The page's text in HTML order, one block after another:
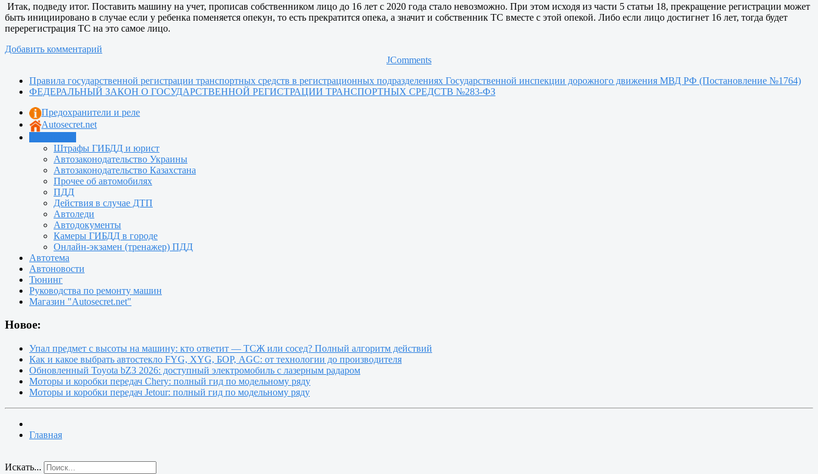
Итак, подведу итог. Поставить машину на учет, прописав собственником лицо до 16 лет с 2020 года стало невозможно. При этом исходя из части 5 статьи 18, прекращение регистрации может
быть инициировано в случае если у ребенка поменяется опекун, то есть прекратится опека, а значит и собственник ТС вместе с этой опекой. Либо если лицо достигнет 16 лет, тогда будет
перерегистрация ТС на это самое лицо.
Добавить комментарий
JComments
Правила государственной регистрации транспортных средств в регистрационных подразделениях Государственной инспекции дорожного движения МВД РФ (Постановление №1764)
ФЕДЕРАЛЬНЫЙ ЗАКОН О ГОСУДАРСТВЕННОЙ РЕГИСТРАЦИИ ТРАНСПОРТНЫХ СРЕДСТВ №283-ФЗ
Предохранители и реле
Autosecret.net
Штрафы ГИБДД и юрист
Автозаконодательство Украины
Автозаконодательство Казахстана
Прочее об автомобилях
ПДД
Действия в случае ДТП
Автоледи
Автодокументы
Камеры ГИБДД в городе
Онлайн-экзамен (тренажер) ПДД
Автотема
Автоновости
Тюнинг
Руководства по ремонту машин
Магазин "Autosecret.net"
Новое:
Упал предмет с высоты на машину: кто ответит — ТСЖ или сосед? Полный алгоритм действий
Как и какое выбрать автостекло FYG, XYG, БОР, AGC: от технологии до производителя
Обновленный Toyota bZ3 2026: доступный электромобиль с лазерным радаром
Моторы и коробки передач Chery: полный гид по модельному ряду
Моторы и коробки передач Jetour: полный гид по модельному ряду
Главная
Искать...